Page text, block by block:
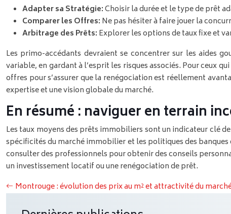
Adapter sa Stratégie:Choisir la durée et le type de prêt
Comparer les Offres: Ne pas hésiter à faire jouer la
Arbitrage des Prêts: Explorer les options de taux fixe et
Les primo-accédants devraient se concentrer sur les aides
variable, en gardant à l’esprit les risques associés. Pour ceux
offres pour s’assurer que la renégociation est réellement
expertise et une vision globale du marché.
En résumé : naviguer en terrain
Les taux moyens des prêts immobiliers sont un indicateur clé
spécificités du marché immobilier et les politiques des
consulter des professionnels pour obtenir des conseils
un investissement locatif ou une renégociation de prêt.
Montrouge : évolution des prix au m² et attractivité du